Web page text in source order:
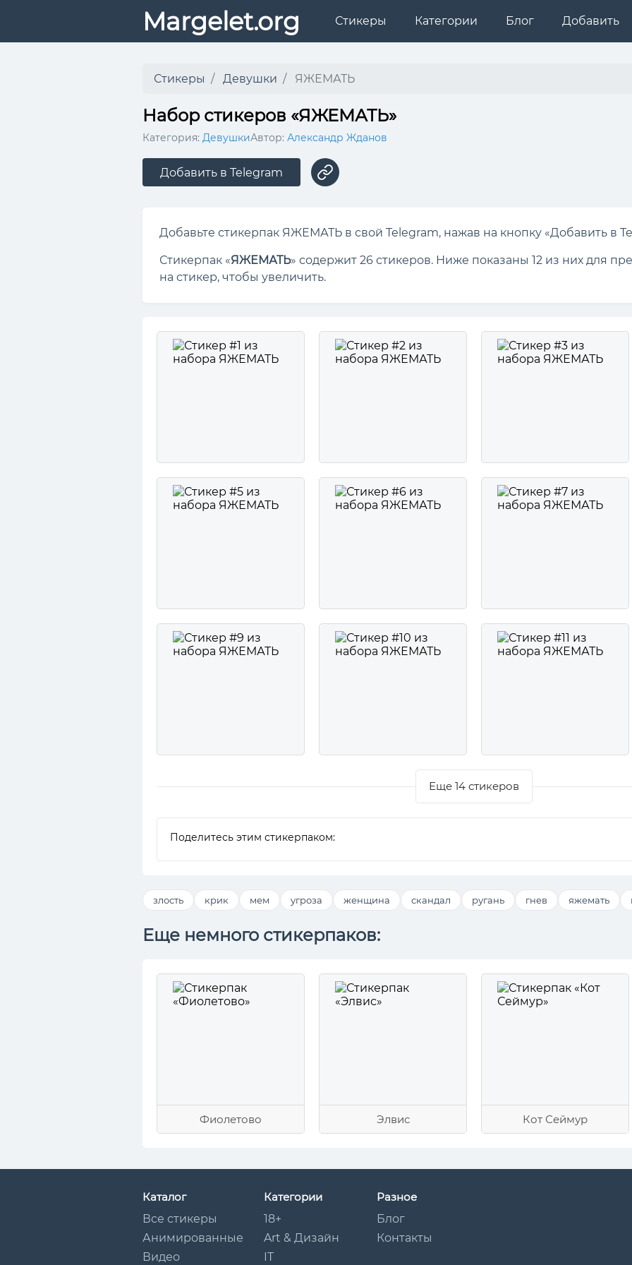
Margelet.org Стикеры Категории Блог Добавить
Стикеры Девушки ЯЖЕМАТЬ
Набор стикеров «ЯЖЕМАТЬ»
Категория: ДевушкиАвтор: Александр Жданов
Добавить в Telegram
Добавьте стикерпак ЯЖЕМАТЬ в свой Telegram, нажав на кнопку «Добавить в
Стикерпак «ЯЖЕМАТЬ» содержит 26 стикеров. Ниже показаны 12 из них для
на стикер, чтобы увеличить.
Еще 14 стикеров
Поделитесь этим стикерпаком:
злость крик мем угроза женщина скандал ругань гнев яжемать
Еще немного стикерпаков:
Фиолетово Элвис Кот Сеймур
Каталог
Все стикеры
Анимированные
Видео
Категории
18+
Art & Дизайн
IT
Разное
Блог
Контакты